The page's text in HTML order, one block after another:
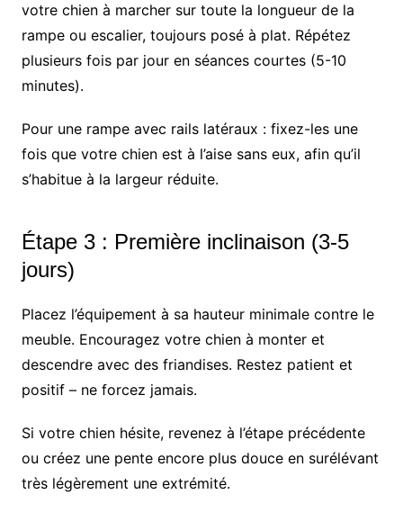
votre chien à marcher sur toute la longueur de la
rampe ou escalier, toujours posé à plat. Répétez
plusieurs fois par jour en séances courtes (5-10
minutes).
Pour une rampe avec rails latéraux : fixez-les une
fois que votre chien est à l’aise sans eux, afin qu’il
s’habitue à la largeur réduite.
Étape 3 : Première inclinaison (3-5
jours)
Placez l’équipement à sa hauteur minimale contre le
meuble. Encouragez votre chien à monter et
descendre avec des friandises. Restez patient et
positif – ne forcez jamais.
Si votre chien hésite, revenez à l’étape précédente
ou créez une pente encore plus douce en surélévant
très légèrement une extrémité.